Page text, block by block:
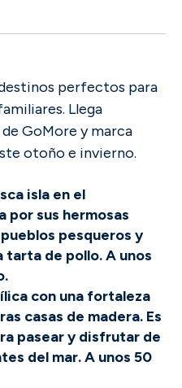
perfectos para
Llega
GoMore y marca
otoño e invierno.
isla en el
por sus hermosas
pesqueros y
tarta de pollo. A unos
con una fortaleza
casas de madera. Es
pasear y disfrutar de
del mar. A unos 50